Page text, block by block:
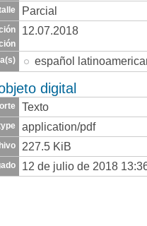
Parcial
12.07.2018
español
digital
Texto
application/pdf
227.5 KiB
12 de julio de 2018